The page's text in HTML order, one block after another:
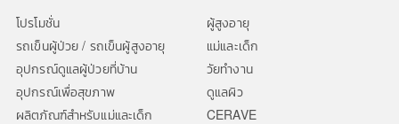
โปรโมชั่น
รถเข็นผู้ป่วย / รถเข็นผู้สูงอายุ
อุปกรณ์ดูแลผู้ป่วยที่บ้าน
อุปกรณ์เพื่อสุขภาพ
ผลิตภัณฑ์สำหรับแม่และเด็ก
ผู้สูงอายุ
แม่และเด็ก
วัยทำงาน
ดูแลผิว
CERAVE